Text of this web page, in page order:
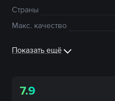
Страны
Макс. качество
Показать ещё
7.9